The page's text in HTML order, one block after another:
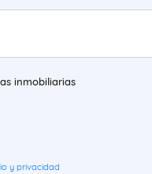
inmobiliarias
y privacidad